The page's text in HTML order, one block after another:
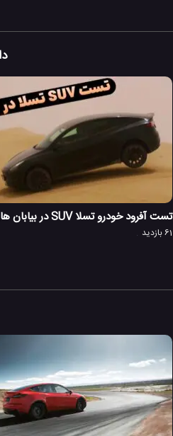
تست آفرود خودرو تسلا SUV در بیابان های امارات!
61 بازدید